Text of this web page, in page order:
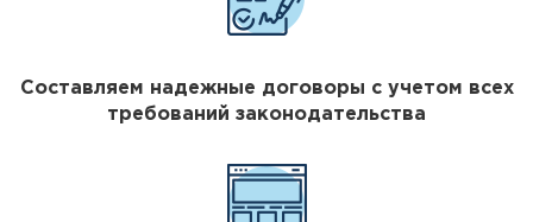
Составляем надежные договоры с учетом всех
требований законодательства